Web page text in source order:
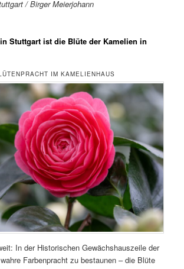
/ Birger Meierjohann
Stuttgart ist die Blüte der Kamelien in
IM KAMELIENHAUS
In der Historischen Gewächshauszeile der
Farbenpracht zu bestaunen – die Blüte